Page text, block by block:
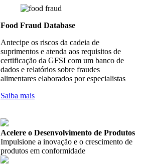
Food Fraud Database
Antecipe os riscos da cadeia de
suprimentos e atenda aos requisitos de
certificação da GFSI com um banco de
dados e relatórios sobre fraudes
alimentares elaborados por especialistas
Saiba mais
Acelere o Desenvolvimento de Produtos
Impulsione a inovação e o crescimento de
produtos em conformidade